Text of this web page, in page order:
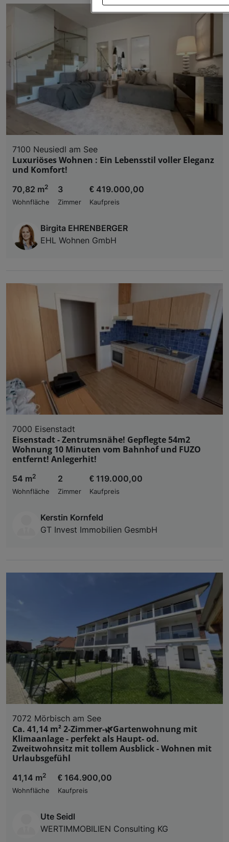
7100 Neusiedl am See
Luxuriöses Wohnen : Ein Lebensstil voller Eleganz
und Komfort!
70,82 m2
Wohnfläche
3
Zimmer
€ 419.000,00
Kaufpreis
Birgita EHRENBERGER
EHL Wohnen GmbH
7000 Eisenstadt
Eisenstadt - Zentrumsnähe! Gepflegte 54m2
Wohnung 10 Minuten vom Bahnhof und FUZO
entfernt! Anlegerhit!
54 m2
Wohnfläche
2
Zimmer
€ 119.000,00
Kaufpreis
Kerstin Kornfeld
GT Invest Immobilien GesmbH
7072 Mörbisch am See
Ca. 41,14 m² 2-Zimmer-🌿Gartenwohnung mit
Klimaanlage - perfekt als Haupt- od.
Zweitwohnsitz mit tollem Ausblick - Wohnen mit
Urlaubsgefühl
41,14 m2
Wohnfläche
€ 164.900,00
Kaufpreis
Ute Seidl
WERTIMMOBILIEN Consulting KG
Wir und unsere Partner
Verwendung genauer Standortdaten.
Zugriff auf Informationen auf einem Endgerät.
und der Performance von Inhalten,
Liste der Partner (Lieferanten)